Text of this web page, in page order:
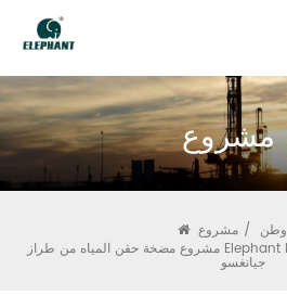
مشروع
وطن / مشروع
مشروع مضخة حقن المياه من طراز Elephant DW-420 في حقل نفط سينوبك
جيانغسو